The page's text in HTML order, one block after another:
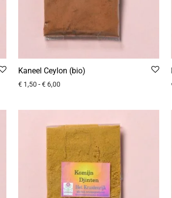
Kaneel Ceylon (bio)
€ 1,50 -€ 6,00